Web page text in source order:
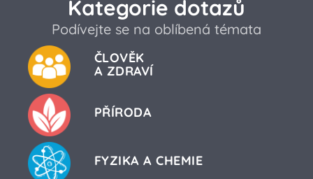
Kategorie dotazů
Podívejte se na oblíbená témata
ČLOVĚK
A ZDRAVÍ
PŘÍRODA
FYZIKA A CHEMIE